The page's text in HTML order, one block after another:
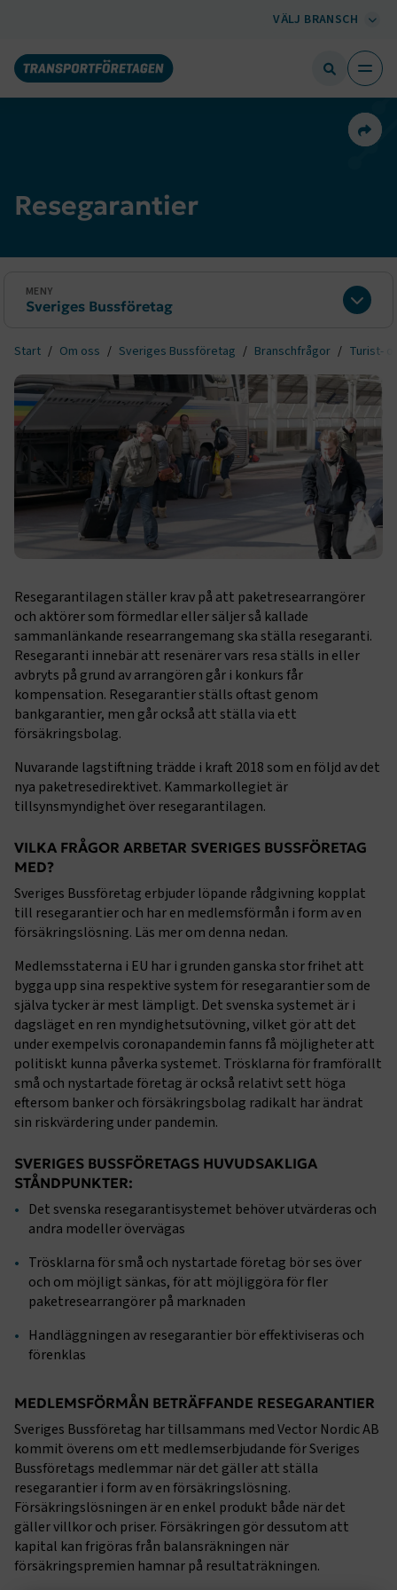
VÄLJ BRANSCH
Resegarantier
MENY
Sveriges Bussföretag
Start Om oss Sveriges Bussföretag Branschfrågor Turist-
Dela
Resegarantilagen ställer krav på att paketresearrangörer
och aktörer som förmedlar eller säljer så kallade
sammanlänkande researrangemang ska ställa resegaranti.
Resegaranti innebär att resenärer vars resa ställs in eller
avbryts på grund av arrangören går i konkurs får
kompensation. Resegarantier ställs oftast genom
bankgarantier, men går också att ställa via ett
försäkringsbolag.
Nuvarande lagstiftning trädde i kraft 2018 som en följd av det
nya paketresedirektivet. Kammarkollegiet är
tillsynsmyndighet över resegarantilagen.
VILKA FRÅGOR ARBETAR SVERIGES BUSSFÖRETAG
MED?
Sveriges Bussföretag erbjuder löpande rådgivning kopplat
till resegarantier och har en medlemsförmån i form av en
försäkringslösning. Läs mer om denna nedan.
Medlemsstaterna i EU har i grunden ganska stor frihet att
bygga upp sina respektive system för resegarantier som de
själva tycker är mest lämpligt. Det svenska systemet är i
dagsläget en ren myndighetsutövning, vilket gör att det
under exempelvis coronapandemin fanns få möjligheter att
politiskt kunna påverka systemet. Trösklarna för framförallt
små och nystartade företag är också relativt sett höga
eftersom banker och försäkringsbolag radikalt har ändrat
sin riskvärdering under pandemin.
SVERIGES BUSSFÖRETAGS HUVUDSAKLIGA
STÅNDPUNKTER:
Det svenska resegarantisystemet behöver utvärderas och
andra modeller övervägas
Trösklarna för små och nystartade företag bör ses över
och om möjligt sänkas, för att möjliggöra för fler
paketresearrangörer på marknaden
Handläggningen av resegarantier bör effektiviseras och
förenklas
MEDLEMSFÖRMÅN BETRÄFFANDE RESEGARANTIER
Sveriges Bussföretag har tillsammans med Vector Nordic AB
kommit överens om ett medlemserbjudande för Sveriges
Bussföretags medlemmar när det gäller att ställa
resegarantier i form av en försäkringslösning.
Försäkringslösningen är en enkel produkt både när det
gäller villkor och priser. Försäkringen gör dessutom att
kapital kan frigöras från balansräkningen när
försäkringspremien hamnar på resultaträkningen.